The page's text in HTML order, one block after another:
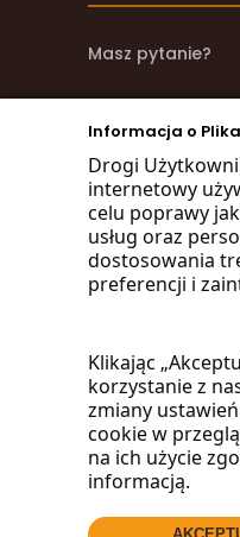
Informacja o
Drogi
internetowy
celu poprawy
usług oraz
dostosowania
preferencji i
Klikając
korzystanie z
zmiany
cookie w
na ich użycie
informacją.
Masz pytanie?
zadzwoń
668 470 038
660 072 042
lub napisz:
Facebook